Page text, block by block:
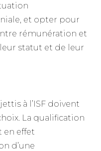
et opter pour
rémunération et
statut et de leur
à l’ISF doivent
La qualification
en effet
d’une